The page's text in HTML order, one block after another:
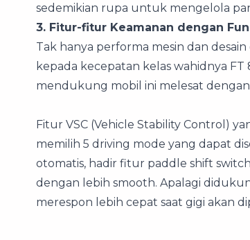
sedemikian rupa untuk mengelola
3. Fitur-fitur Keamanan dengan
Tak hanya performa mesin dan
kepada kecepatan kelas wahidnya
mendukung mobil ini melesat
Fitur VSC (Vehicle Stability Control)
memilih 5 driving mode yang dapat
otomatis, hadir fitur paddle shift
dengan lebih smooth. Apalagi
merespon lebih cepat saat gigi akan